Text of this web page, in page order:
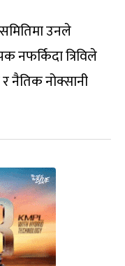
समितिमा उनले
नफर्किदा त्रिविले
नैतिक नोक्सानी